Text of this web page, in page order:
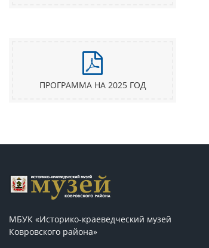
ПРОГРАММА НА 2025 ГОД
МБУК «Историко-краеведческий музей
Ковровского района»